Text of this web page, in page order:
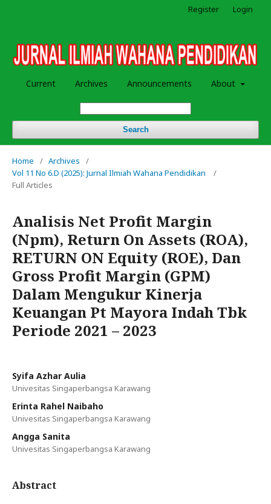
Current Archives Announcements About
Search
Register Login
Home / Archives
/
Vol 11 No 6.D (2025): Jurnal Ilmiah Wahana Pendidikan
/
Full Articles
Analisis Net Profit Margin
(Npm), Return On Assets (ROA),
RETURN ON Equity (ROE), Dan
Gross Profit Margin (GPM)
Dalam Mengukur Kinerja
Keuangan Pt Mayora Indah Tbk
Periode 2021 – 2023
Syifa Azhar Aulia
Univesitas Singaperbangsa Karawang
Erinta Rahel Naibaho
Univesitas Singaperbangsa Karawang
Angga Sanita
Univesitas Singaperbangsa Karawang
Abstract